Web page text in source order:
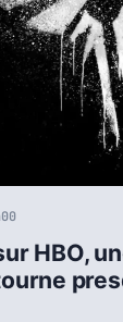
HBO,